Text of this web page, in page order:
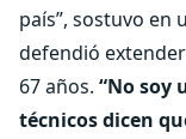
país”, sostuvo en
defendió
67 años. “No soy
técnicos dicen